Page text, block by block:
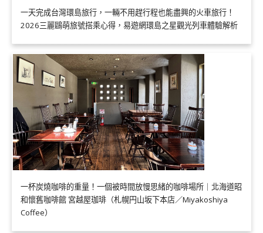
一天完成台灣環島旅行，一輛不用趕行程也能盡興的火車旅行！
2026三麗鷗萌旅號搭乘心得，易遊網環島之星觀光列車體驗解析
一杯炭燒咖啡的重量！一個被時間放慢思緒的咖啡場所｜北海道昭
和懷舊咖啡館 宮越屋珈琲（札幌円山坂下本店／Miyakoshiya
Coffee）